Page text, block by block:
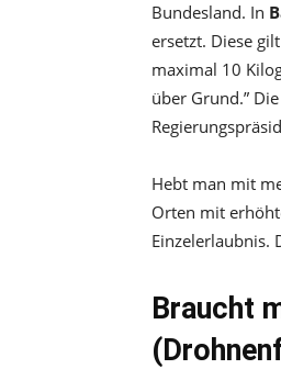
Bundesland. In
ersetzt. Diese
maximal 10
über Grund.”
Hebt man mit
Orten mit
Einzelerlaubnis.
Braucht